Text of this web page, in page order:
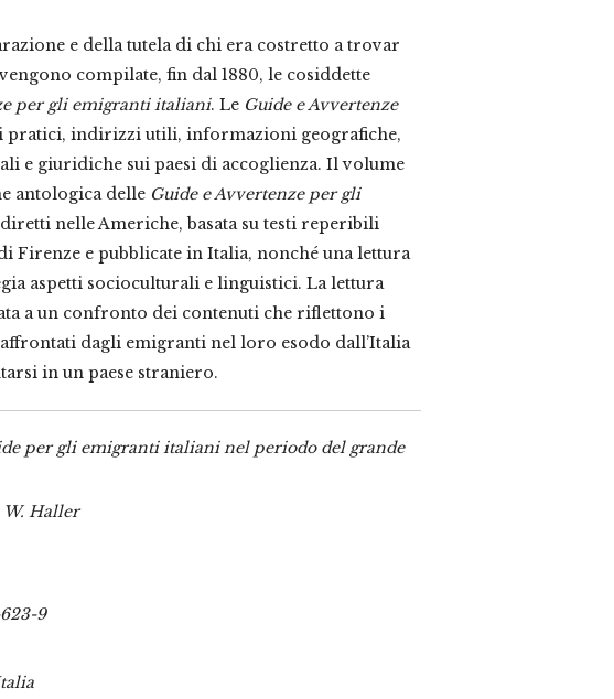
e della tutela di chi era costretto a trovar
compilate, fin dal 1880, le cosiddette
per gli emigranti italiani. Le Guide e Avvertenze
pratici, indirizzi utili, informazioni geografiche,
e giuridiche sui paesi di accoglienza. Il volume
antologica delle Guide e Avvertenze per gli
nelle Americhe, basata su testi reperibili
Firenze e pubblicate in Italia, nonché una lettura
aspetti socioculturali e linguistici. La lettura
a un confronto dei contenuti che riflettono i
dagli emigranti nel loro esodo dall’Italia
in un paese straniero.
per gli emigranti italiani nel periodo del grande
Haller
9